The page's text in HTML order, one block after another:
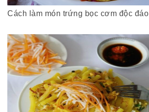
Cách làm món trứng bọc cơm độc đáo